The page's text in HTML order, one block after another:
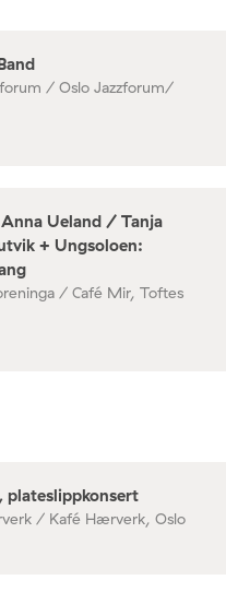
/ Oslo Jazzforum/
Ueland / Tanja
+ Ungsoloen:
/ Café Mir, Toftes
plateslippkonsert
/ Kafé Hærverk, Oslo